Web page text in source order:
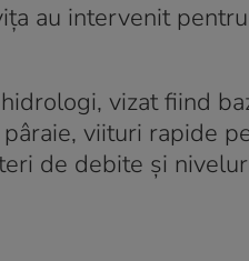
au intervenit
vizat fiind
viituri rapide
de debite şi